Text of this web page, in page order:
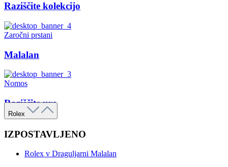
Raziščite kolekcijo
Zaročni prstani
Malalan
Nomos
Raziščite ure
Rolex
IZPOSTAVLJENO
Rolex v Draguljarni Malalan